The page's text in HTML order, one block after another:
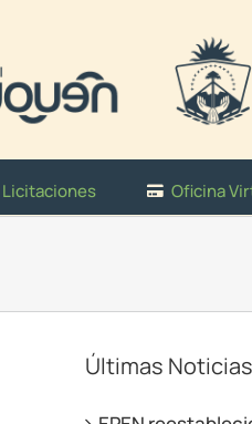
Licitaciones Oficina
Últimas Noticias